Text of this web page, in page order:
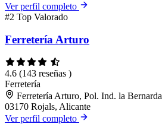
Ver perfil completo
#2 Top Valorado
Ferretería Arturo
4.6 (143 reseñas )
Ferretería
Ferretería Arturo, Pol. Ind. la
03170 Rojals, Alicante
Ver perfil completo